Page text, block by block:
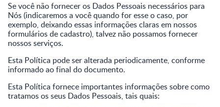
Se você não fornecer os Dados Pessoais necessários para
Nós (indicaremos a você quando for esse o caso, por
exemplo, deixando essas informações claras em nossos
formulários de cadastro), talvez não possamos fornecer
nossos serviços.
Esta Política pode ser alterada periodicamente, conforme
informado ao final do documento.
Esta Política fornece importantes informações sobre como
tratamos os seus Dados Pessoais, tais quais: